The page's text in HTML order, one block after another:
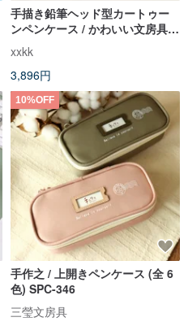
手描き鉛筆ヘッド型カートゥー
ンペンケース / かわいい文房具収
納 / 学生やオフィスへのギフト
xxkk
3,896円
10%OFF
手作之 / 上開きペンケース (全 6
色) SPC-346
三瑩文房具